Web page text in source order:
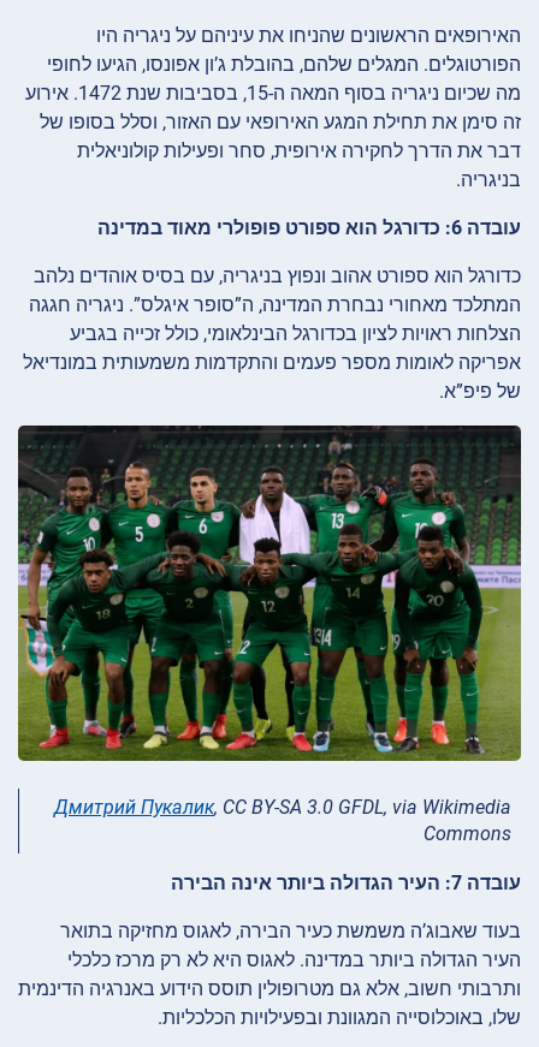
האירופאים הראשונים שהניחו את עיניהם על ניגריה היו
הפורטוגלים. המגלים שלהם, בהובלת ג’ון אפונסו, הגיעו לחופי
מה שכיום ניגריה בסוף המאה ה-15, בסביבות שנת 1472. אירוע
זה סימן את תחילת המגע האירופאי עם האזור, וסלל בסופו של
דבר את הדרך לחקירה אירופית, סחר ופעילות קולוניאלית
בניגריה.
עובדה 6: כדורגל הוא ספורט פופולרי מאוד במדינה
כדורגל הוא ספורט אהוב ונפוץ בניגריה, עם בסיס אוהדים נלהב
המתלכד מאחורי נבחרת המדינה, ה”סופר איגלס”. ניגריה חגגה
הצלחות ראויות לציון בכדורגל הבינלאומי, כולל זכייה בגביע
אפריקה לאומות מספר פעמים והתקדמות משמעותית במונדיאל
של פיפ”א.
Дмитрий Пукалик, CC BY-SA 3.0 GFDL, via Wikimedia
Commons
עובדה 7: העיר הגדולה ביותר אינה הבירה
בעוד שאבוג’ה משמשת כעיר הבירה, לאגוס מחזיקה בתואר
העיר הגדולה ביותר במדינה. לאגוס היא לא רק מרכז כלכלי
ותרבותי חשוב, אלא גם מטרופולין תוסס הידוע באנרגיה הדינמית
שלו, באוכלוסייה המגוונת ובפעילויות הכלכליות.